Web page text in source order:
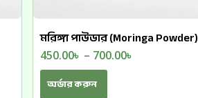
মরিঙ্গা পাউডার (Moringa Powder)
450.00৳ – 700.00৳
অর্ডার করুন